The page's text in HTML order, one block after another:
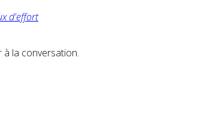
d'effort
la conversation.